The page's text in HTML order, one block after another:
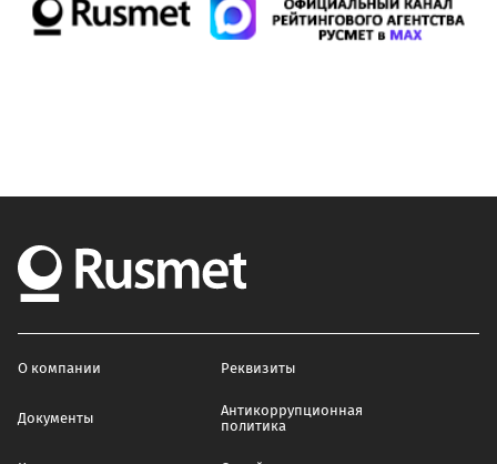
О компании Реквизиты
Документы
Антикоррупционная
политика